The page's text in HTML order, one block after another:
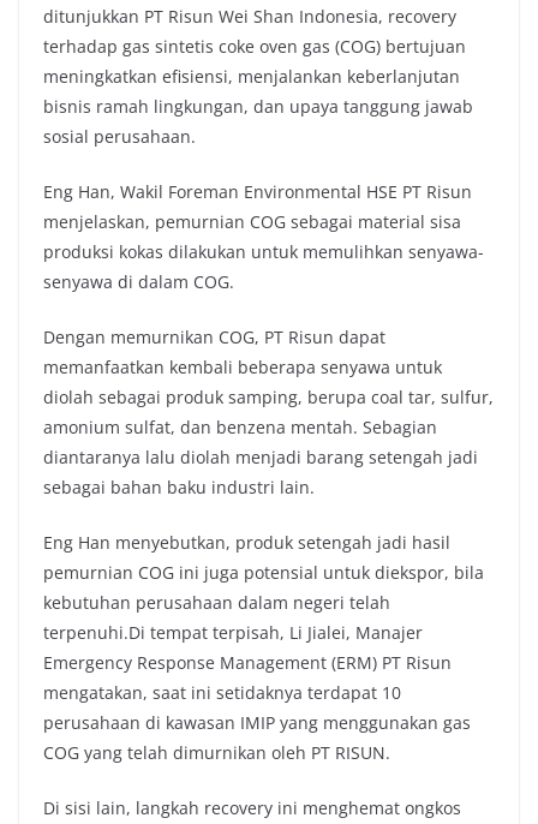
ditunjukkan PT Risun Wei Shan Indonesia, recovery
terhadap gas sintetis coke oven gas (COG) bertujuan
meningkatkan efisiensi, menjalankan keberlanjutan
bisnis ramah lingkungan, dan upaya tanggung jawab
sosial perusahaan.
Eng Han, Wakil Foreman Environmental HSE PT Risun
menjelaskan, pemurnian COG sebagai material sisa
produksi kokas dilakukan untuk memulihkan senyawa-
senyawa di dalam COG.
Dengan memurnikan COG, PT Risun dapat
memanfaatkan kembali beberapa senyawa untuk
diolah sebagai produk samping, berupa coal tar, sulfur,
amonium sulfat, dan benzena mentah. Sebagian
diantaranya lalu diolah menjadi barang setengah jadi
sebagai bahan baku industri lain.
Eng Han menyebutkan, produk setengah jadi hasil
pemurnian COG ini juga potensial untuk diekspor, bila
kebutuhan perusahaan dalam negeri telah
terpenuhi.Di tempat terpisah, Li Jialei, Manajer
Emergency Response Management (ERM) PT Risun
mengatakan, saat ini setidaknya terdapat 10
perusahaan di kawasan IMIP yang menggunakan gas
COG yang telah dimurnikan oleh PT RISUN.
Di sisi lain, langkah recovery ini menghemat ongkos